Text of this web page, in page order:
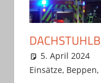
5. April 2024
Einsätze, Beppen,